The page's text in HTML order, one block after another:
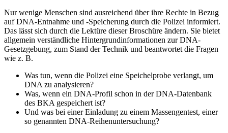
Nur wenige Menschen sind ausreichend über ihre Rechte in Bezug
auf DNA-Entnahme und -Speicherung durch die Polizei informiert.
Das lässt sich durch die Lektüre dieser Broschüre ändern. Sie bietet
allgemein verständliche Hintergrundinformationen zur DNA-
Gesetzgebung, zum Stand der Technik und beantwortet die Fragen
wie z. B.
Was tun, wenn die Polizei eine Speichelprobe verlangt, um
DNA zu analysieren?
Was, wenn ein DNA-Profil schon in der DNA-Datenbank
des BKA gespeichert ist?
Und was bei einer Einladung zu einem Massengentest, einer
so genannten DNA-Reihenuntersuchung?